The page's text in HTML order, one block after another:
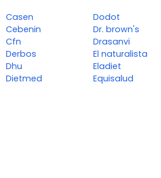
Casen
Cebenin
Cfn
Derbos
Dhu
Dietmed
Dodot
Dr. brown's
Drasanvi
El naturalista
Eladiet
Equisalud